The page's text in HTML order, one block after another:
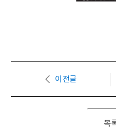
이전글
목